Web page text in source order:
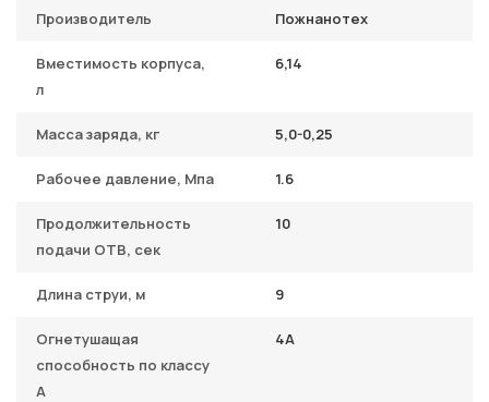
Производитель Пожнанотех
Вместимость корпуса,
л
6,14
Масса заряда, кг 5,0-0,25
Рабочее давление, Мпа 1.6
Продолжительность
подачи ОТВ, сек
10
Длина струи, м 9
Огнетушащая
способность по классу
A
4А